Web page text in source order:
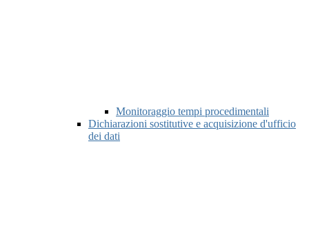
Monitoraggio tempi procedimentali
Dichiarazioni sostitutive e acquisizione d'ufficio
dei dati